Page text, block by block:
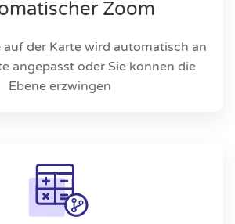
Zoom
der Karte wird automatisch an
angepasst oder Sie können die
Ebene erzwingen